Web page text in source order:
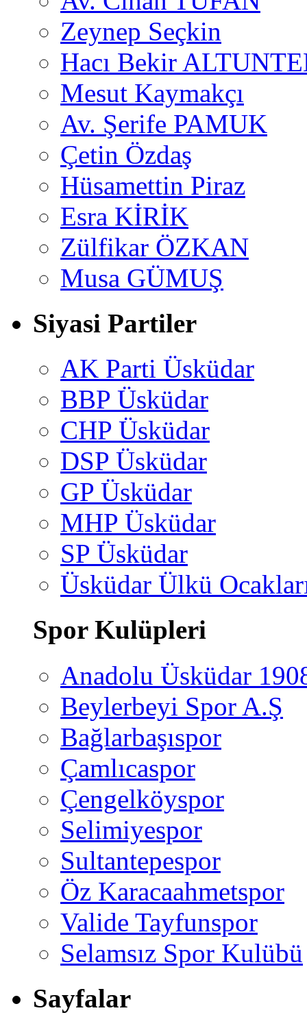
Zeynep Seçkin
Hacı Bekir
Mesut Kaymakçı
Av. Şerife PAMUK
Çetin Özdaş
Hüsamettin Piraz
Esra KİRİK
Zülfikar ÖZKAN
Musa GÜMUŞ
Siyasi Partiler
AK Parti Üsküdar
BBP Üsküdar
CHP Üsküdar
DSP Üsküdar
GP Üsküdar
MHP Üsküdar
SP Üsküdar
Üsküdar Ülkü
Spor Kulüpleri
Anadolu Üsküdar
Beylerbeyi Spor A.Ş
Bağlarbaşıspor
Çamlıcaspor
Çengelköyspor
Selimiyespor
Sultantepespor
Öz Karacaahmetspor
Valide Tayfunspor
Selamsız Spor Kulübü
Sayfalar